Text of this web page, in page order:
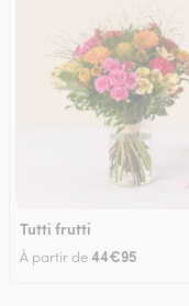
Tutti frutti
À partir de44€95